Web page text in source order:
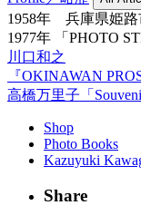
1958年 兵庫県姫路
1977年 「PHOTO
川口和之
『OKINAWAN
高橋万里子「
Shop
Photo Books
Kazuyuki
Share